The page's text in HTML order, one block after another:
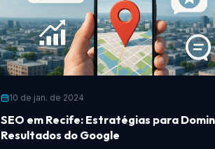
10 de jan. de 2024
SEO em Recife: Estratégias para
Resultados do Google